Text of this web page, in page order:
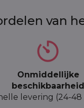
van
Onmiddellijke
beschikbaarheid
levering (24-